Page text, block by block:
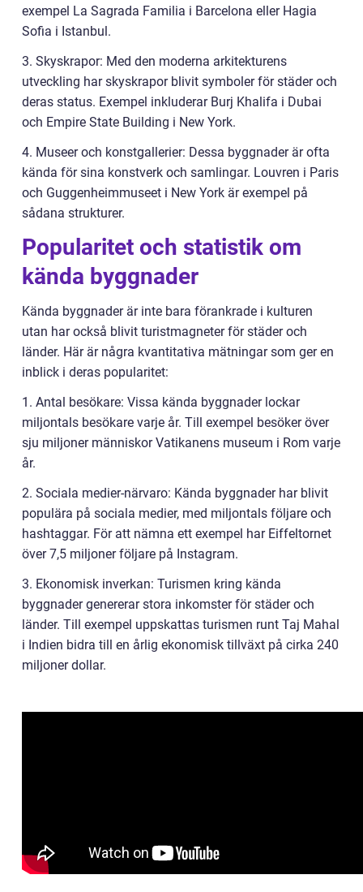
exempel La Sagrada Familia i Barcelona eller Hagia
Sofia i Istanbul.
3. Skyskrapor: Med den moderna arkitekturens
utveckling har skyskrapor blivit symboler för städer och
deras status. Exempel inkluderar Burj Khalifa i Dubai
och Empire State Building i New York.
4. Museer och konstgallerier: Dessa byggnader är ofta
kända för sina konstverk och samlingar. Louvren i Paris
och Guggenheimmuseet i New York är exempel på
sådana strukturer.
Popularitet och statistik om
kända byggnader
Kända byggnader är inte bara förankrade i kulturen
utan har också blivit turistmagneter för städer och
länder. Här är några kvantitativa mätningar som ger en
inblick i deras popularitet:
1. Antal besökare: Vissa kända byggnader lockar
miljontals besökare varje år. Till exempel besöker över
sju miljoner människor Vatikanens museum i Rom varje
år.
2. Sociala medier-närvaro: Kända byggnader har blivit
populära på sociala medier, med miljontals följare och
hashtaggar. För att nämna ett exempel har Eiffeltornet
över 7,5 miljoner följare på Instagram.
3. Ekonomisk inverkan: Turismen kring kända
byggnader genererar stora inkomster för städer och
länder. Till exempel uppskattas turismen runt Taj Mahal
i Indien bidra till en årlig ekonomisk tillväxt på cirka 240
miljoner dollar.